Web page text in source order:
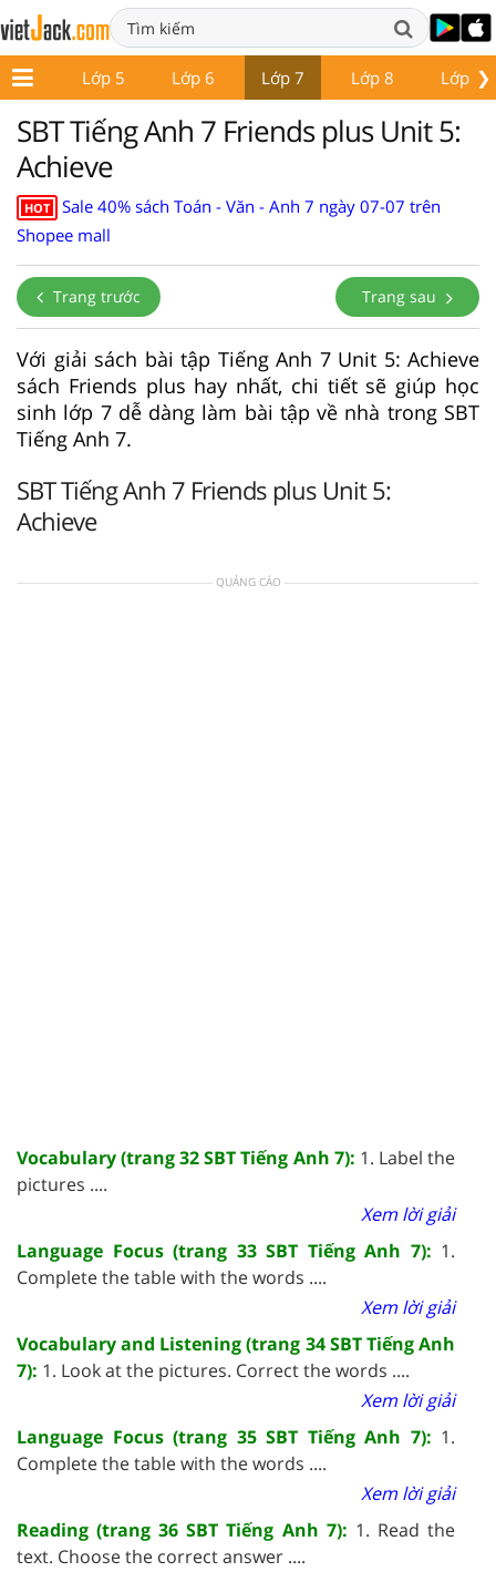
❯
4 Lớp 5 Lớp 6 Lớp 7 Lớp 8 Lớp 9
SBT Tiếng Anh 7 Friends plus Unit 5:
Achieve
HOT
Sale 40% sách Toán - Văn - Anh 7 ngày 07-07 trên
Shopee mall
Trang trước Trang sau
Với giải sách bài tập Tiếng Anh 7 Unit 5: Achieve
sách Friends plus hay nhất, chi tiết sẽ giúp học
sinh lớp 7 dễ dàng làm bài tập về nhà trong SBT
Tiếng Anh 7.
SBT Tiếng Anh 7 Friends plus Unit 5:
Achieve
QUẢNG CÁO
Vocabulary (trang 32 SBT Tiếng Anh 7): 1. Label the
pictures ....
Xem lời giải
Language Focus (trang 33 SBT Tiếng Anh 7): 1.
Complete the table with the words ....
Xem lời giải
Vocabulary and Listening (trang 34 SBT Tiếng Anh
7): 1. Look at the pictures. Correct the words ....
Xem lời giải
Language Focus (trang 35 SBT Tiếng Anh 7): 1.
Complete the table with the words ....
Xem lời giải
Reading (trang 36 SBT Tiếng Anh 7): 1. Read the
text. Choose the correct answer ....